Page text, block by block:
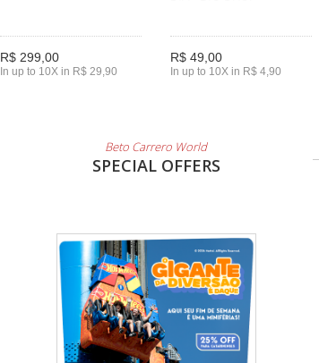
R$ 299,00
In up to 10X in R$ 29,90
R$ 49,00
In up to 10X in R$ 4,90
Beto Carrero World
SPECIAL OFFERS